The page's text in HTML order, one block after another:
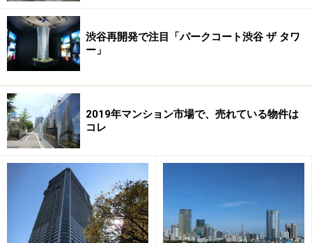
す。高齢化やエネルギー問題など課題先進国とも言われ
る日本。環境技術など優れた日本のテクノロジーは、世
界でも十分通用するとの考えです。
国の置かれた事情の異なる海外で、不動産ビジネスを行
うのは容易ではないと思いますが、柏の葉スマートシテ
ィが一つの街づくりの開発モデルになれば今後日本の都
市開発のソリューションが世界で認知されていくことで
しょう。
次のページでは、オープンしたゲートスクエアを紹介し
ます。
渋谷再開発で注目「パークコート渋谷 ザ タワ
ー」
2019年マンション市場で、売れている物件は
コレ